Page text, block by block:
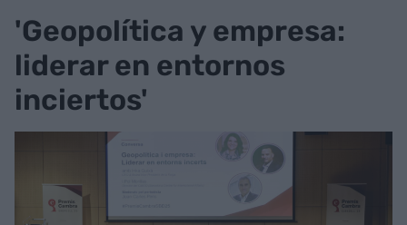
'Geopolítica y empresa:
liderar en entornos
inciertos'